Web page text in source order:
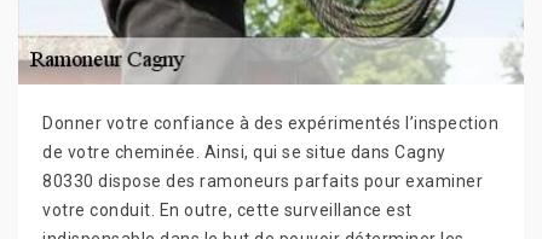
Donner votre confiance à des expérimentés l’inspection
de votre cheminée. Ainsi, qui se situe dans Cagny
80330 dispose des ramoneurs parfaits pour examiner
votre conduit. En outre, cette surveillance est